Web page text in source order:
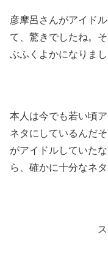
彦摩呂さんがアイド
て、驚きでしたね。
ぶふくよかになりまし
本人は今でも若い頃
ネタにしているんだ
がアイドルしていた
ら、確かに十分なネ